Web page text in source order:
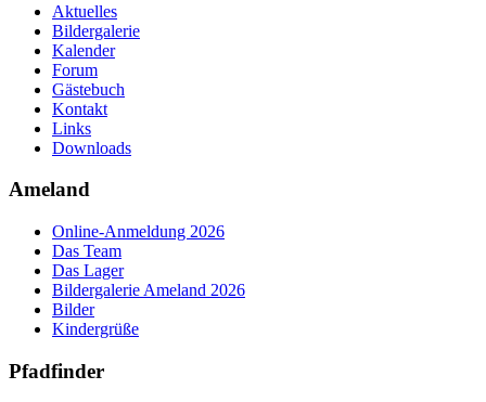
Aktuelles
Bildergalerie
Kalender
Forum
Gästebuch
Kontakt
Links
Downloads
Ameland
Online-Anmeldung 2026
Das Team
Das Lager
Bildergalerie Ameland 2026
Bilder
Kindergrüße
Pfadfinder